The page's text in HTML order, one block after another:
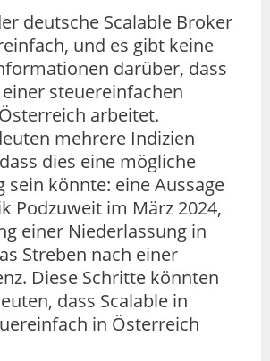
deutsche Scalable Broker
und es gibt keine
darüber, dass
einer steuereinfachen
arbeitet.
mehrere Indizien
dies eine mögliche
sein könnte: eine Aussage
Podzuweit im März 2024,
einer Niederlassung in
Streben nach einer
Diese Schritte könnten
dass Scalable in
in Österreich